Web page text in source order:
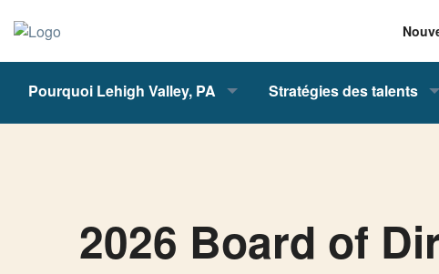
Pourquoi Lehigh Valley, PA Stratégies des talents
2026 Board of